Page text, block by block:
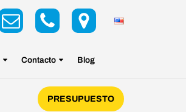
Contacto Blog
PRESUPUESTO